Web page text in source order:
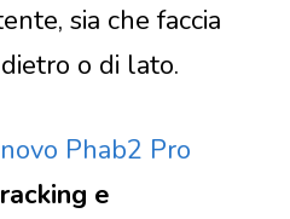
sia che faccia
o di lato.
Phab2 Pro
e